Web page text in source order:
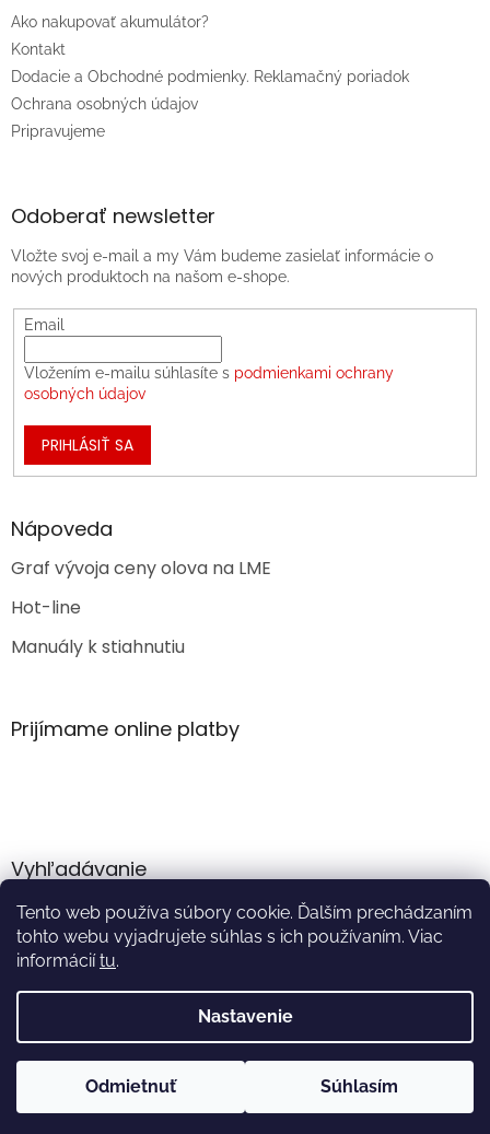
Tento web používa súbory cookie. Ďalším prechádzaním
tohto webu vyjadrujete súhlas s ich používaním. Viac
informáciítu.
Nastavenie
Odmietnuť Súhlasím
Ako nakupovať akumulátor?
Kontakt
Dodacie a Obchodné podmienky. Reklamačný poriadok
Ochrana osobných údajov
Pripravujeme
Odoberať newsletter
Vložte svoj e-mail a my Vám budeme zasielať informácie o
nových produktoch na našom e-shope.
Email
Vložením e-mailu súhlasíte s podmienkami ochrany
osobných údajov
PRIHLÁSIŤ SA
Nápoveda
Graf vývoja ceny olova na LME
Hot-line
Manuály k stiahnutiu
Prijímame online platby
Vyhľadávanie
HĽADAŤ
Vytvoril Shoptet
Copyright 2026Akumulator.sk . Všetky práva vyhradené.